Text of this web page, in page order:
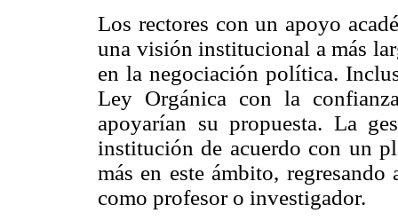
Los rectores con un apoyo
una visión institucional a más
en la negociación política.
Ley Orgánica con la
apoyarían su propuesta. La
institución de acuerdo con un
más en este ámbito,
como profesor o investigador.